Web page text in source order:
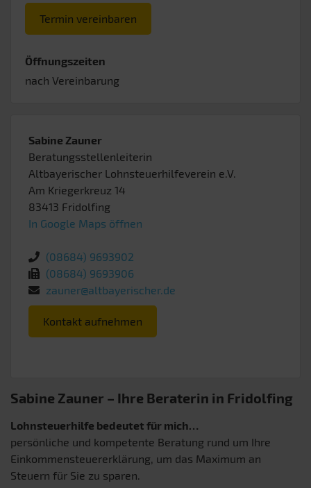
Termin vereinbaren
Öffnungszeiten
nach Vereinbarung
Sabine Zauner
Beratungsstellenleiterin
Altbayerischer Lohnsteuerhilfeverein e.V.
Am Kriegerkreuz 14
83413 Fridolfing
In Google Maps öffnen
(08684) 9693902
(08684) 9693906
zauner@altbayerischer.de
Kontakt aufnehmen
Sabine Zauner – Ihre Beraterin in Fridolfing
Lohnsteuerhilfe bedeutet für mich…
persönliche und kompetente Beratung rund um Ihre
Einkommensteuererklärung, um das Maximum an
Steuern für Sie zu sparen.